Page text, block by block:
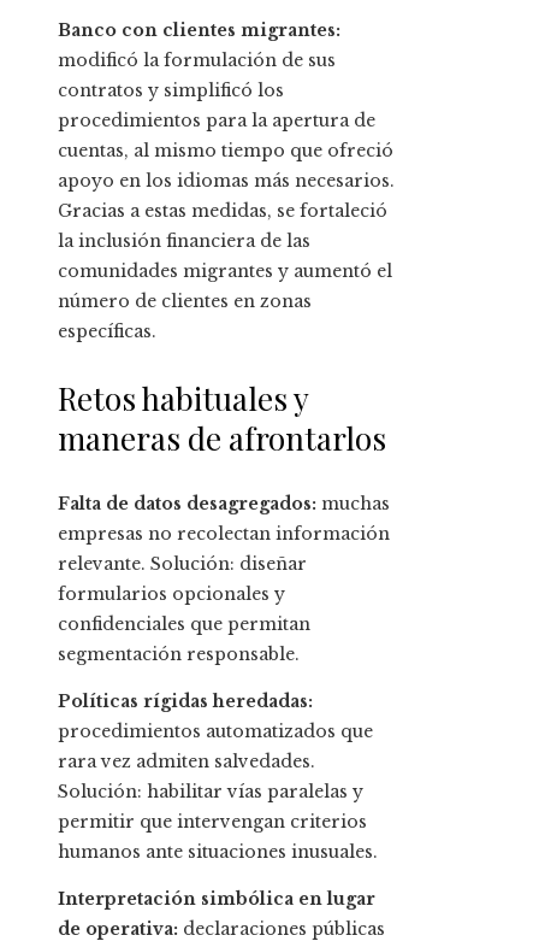
Banco con clientes migrantes:
modificó la formulación de sus
contratos y simplificó los
procedimientos para la apertura de
cuentas, al mismo tiempo que ofreció
apoyo en los idiomas más necesarios.
Gracias a estas medidas, se fortaleció
la inclusión financiera de las
comunidades migrantes y aumentó el
número de clientes en zonas
específicas.
Retos habituales y
maneras de afrontarlos
Falta de datos desagregados: muchas
empresas no recolectan información
relevante. Solución: diseñar
formularios opcionales y
confidenciales que permitan
segmentación responsable.
Políticas rígidas heredadas:
procedimientos automatizados que
rara vez admiten salvedades.
Solución: habilitar vías paralelas y
permitir que intervengan criterios
humanos ante situaciones inusuales.
Interpretación simbólica en lugar
de operativa: declaraciones públicas